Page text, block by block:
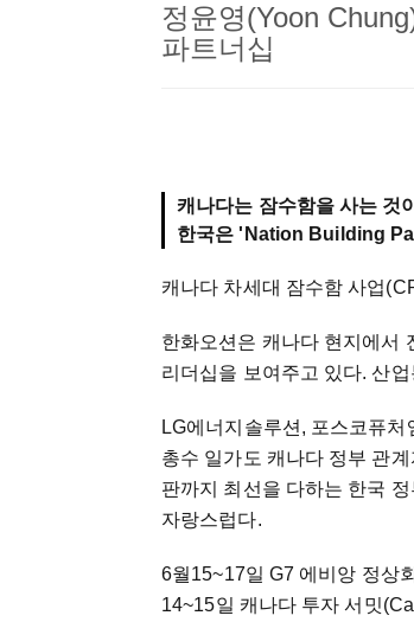
정윤영(Yoon
파트너십
캐나다는 잠수함을 사는 것
한국은 'Nation Building
캐나다 차세대 잠수함 사업
한화오션은 캐나다 현지에서
리더십을 보여주고 있다. 산
LG에너지솔루션, 포스코퓨
총수 일가도 캐나다 정부 관
판까지 최선을 다하는 한국 정
자랑스럽다.
6월15~17일 G7 에비앙 정상
14~15일 캐나다 투자 서밋